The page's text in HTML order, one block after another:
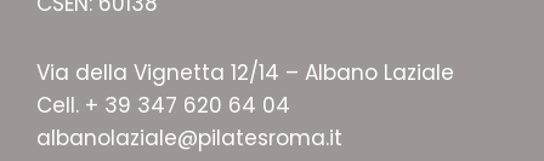
Via della Vignetta 12/14 – Albano Laziale
Cell. + 39 347 620 64 04
albanolaziale@pilatesroma.it